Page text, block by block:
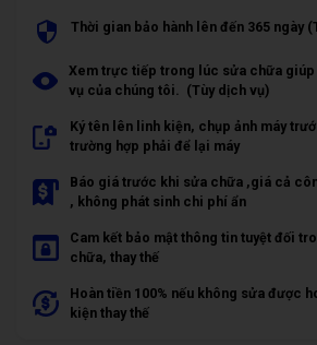
Thời gian bảo hành lên đến 365 ngày
Xem trực tiếp trong lúc sửa chữa giúp
vụ của chúng tôi. (Tùy dịch vụ)
Ký tên lên linh kiện, chụp ảnh máy
trường hợp phải để lại máy
Báo giá trước khi sửa chữa ,giá cả
, không phát sinh chi phí ẩn
Cam kết bảo mật thông tin tuyệt đối
chữa, thay thế
Hoàn tiền 100% nếu không sửa được
kiện thay thế